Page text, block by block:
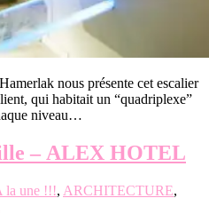
nous présente cet escalier
qui habitait un “quadriplexe”
niveau…
– ALEX HOTEL
la une !!!, ARCHITECTURE,